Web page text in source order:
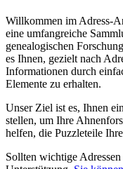
Willkommen im Adress-
eine umfangreiche
genealogischen
es Ihnen, gezielt nach
Informationen durch
Elemente zu erhalten.
Unser Ziel ist es, Ihnen
stellen, um Ihre
helfen, die Puzzleteile
Sollten wichtige